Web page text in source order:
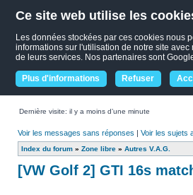
Ce site web utilise les
Les données stockées par ces cookies nous
informations sur l'utilisation de notre site
de leurs services. Nos partenaires sont
Plus d'informations Refuser
Dernière visite: il y a moins d’une minute
Voir les messages sans réponses | Voir les sujets
Index du forum » Zone libre » Autres V.A.G.
[VW Golf 2] GTI 16s